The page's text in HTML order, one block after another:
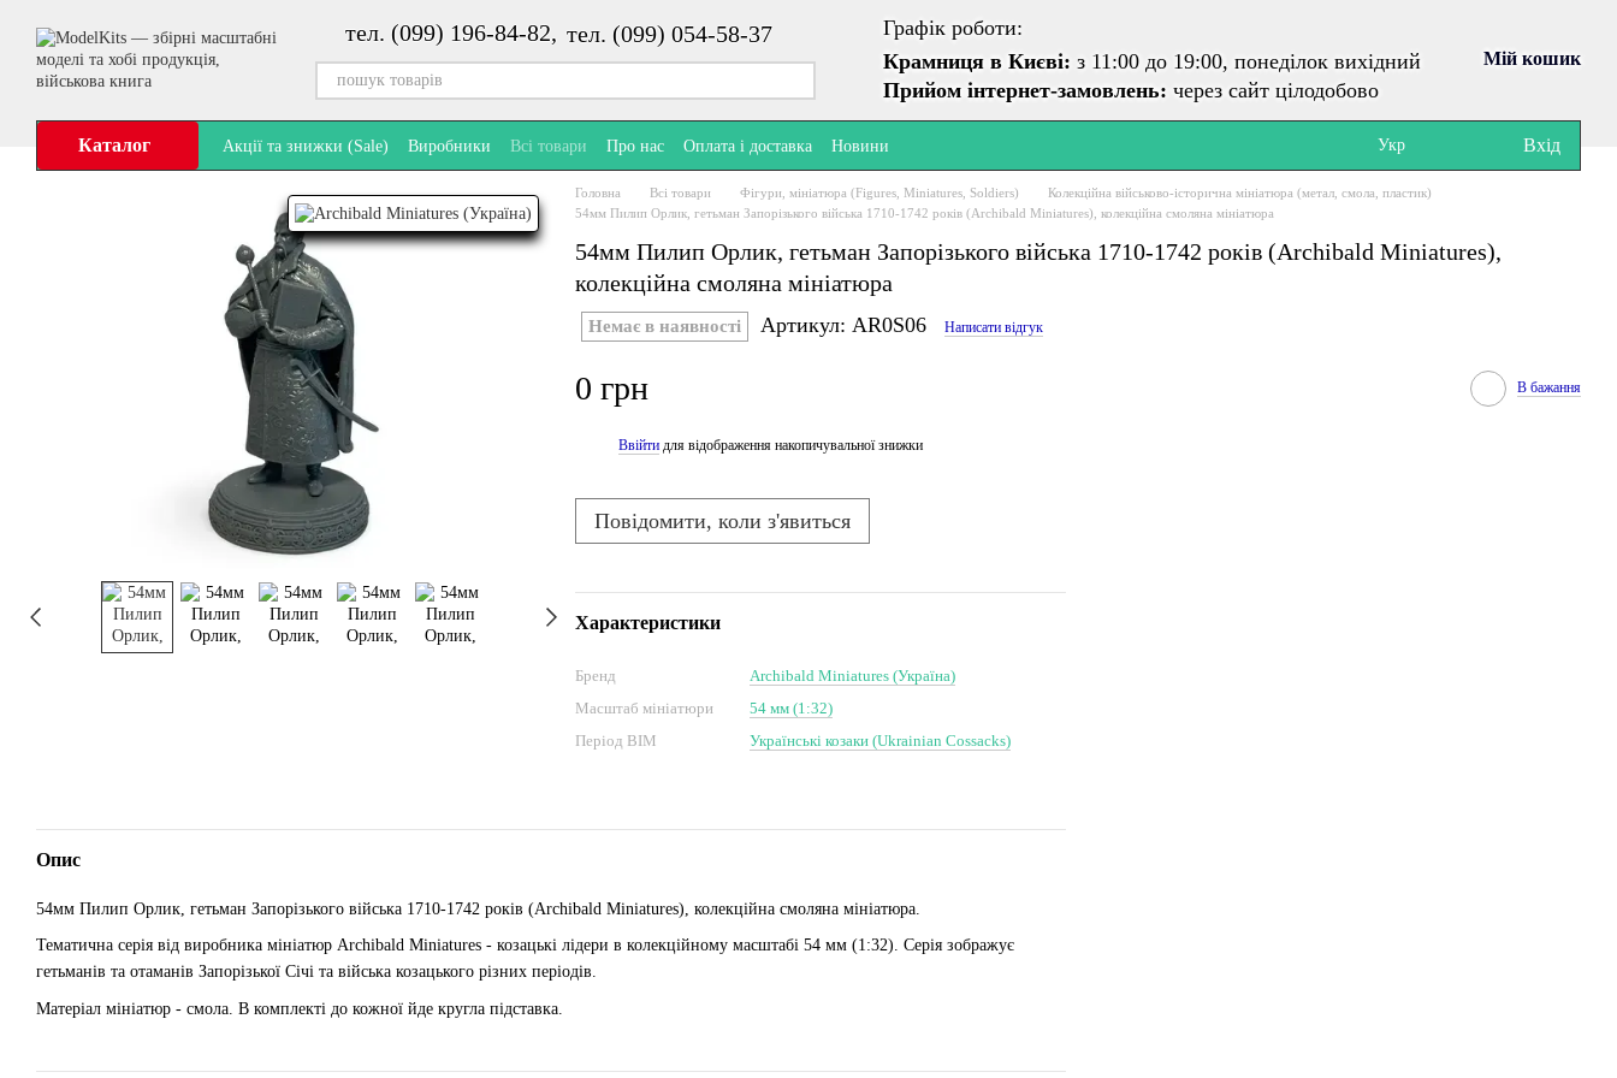
тел. (099) 196-84-82, тел. (099) 054-58-37
Графік роботи:
Крамниця в Києві: з 11:00 до 19:00, понеділок вихідний
Прийом інтернет-замовлень: через сайт цілодобово
Мій кошик
Каталог Акції та знижки (Sale) Виробники Всі товари Про нас Оплата і доставка Новини Укр Вхід
Головна Всі товари Фігури, мініатюра (Figures, Miniatures, Soldiers)
Колекційна військово-історична мініатюра (метал, смола, пластик)
54мм Пилип Орлик, гетьман Запорізького війська 1710-1742 років (Archibald Miniatures), колекційна смоляна мініатюра
54мм Пилип Орлик, гетьман Запорізького війська 1710-1742 років (Archibald Miniatures),
колекційна смоляна мініатюра
Немає в наявності Артикул: AR0S06 Написати відгук
0 грн В бажання
Ввійти для відображення накопичувальної знижки
Повідомити, коли з'явиться
Характеристики
Бренд
Archibald Miniatures (Україна)
Масштаб мініатюри
54 мм (1:32)
Період ВІМ
Українські козаки (Ukrainian Cossacks)
Опис
54мм Пилип Орлик, гетьман Запорізького війська 1710-1742 років (Archibald Miniatures), колекційна смоляна мініатюра.
Тематична серія від виробника мініатюр Archibald Miniatures - козацькі лідери в колекційному масштабі 54 мм (1:32). Серія зображує
гетьманів та отаманів Запорізької Січі та війська козацького різних періодів.
Матеріал мініатюр - смола. В комплекті до кожної йде кругла підставка.